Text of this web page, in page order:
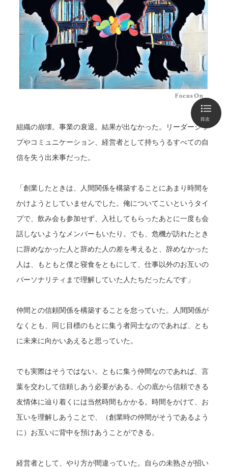
目次
組織の崩壊。事業の衰退。結果が出なかった。リーダーシッ
プやコミュニケーション、経営者として持ちうるすべての自
信を失う出来事だった。
「創業したときは、人間関係を構築することにあまり時間を
かけようとしていませんでした。俺についてこいというタイ
プで、飲み会も参加せず、入社してもらったあとに一度も会
話しないようなメンバーもいたり。でも、危機が訪れたとき
に辞めなかった人と辞めた人の差を考えると、辞めなかった
人は、もともと僕と寝食をともにして、仕事以外のお互いの
パーソナリティまで理解していた人たちだったんです」
仲間との信頼関係を構築することを怠っていた。人間関係が
なくとも、同じ目標のもとに集う者同士なのであれば、とも
に未来に向かいあえると思っていた。
でも実際はそうではない。ともに集う仲間なのであれば、言
葉を交わして信頼しあう必要がある。心の底から信頼できる
友情体に辿り着くには当然時間もかかる。時間をかけて、お
互いを理解しあうことで、（創業時の仲間がそうであるよう
に）お互いに背中を預けあうことができる。
経営者として、やり方が間違っていた。自らの未熟さが招い